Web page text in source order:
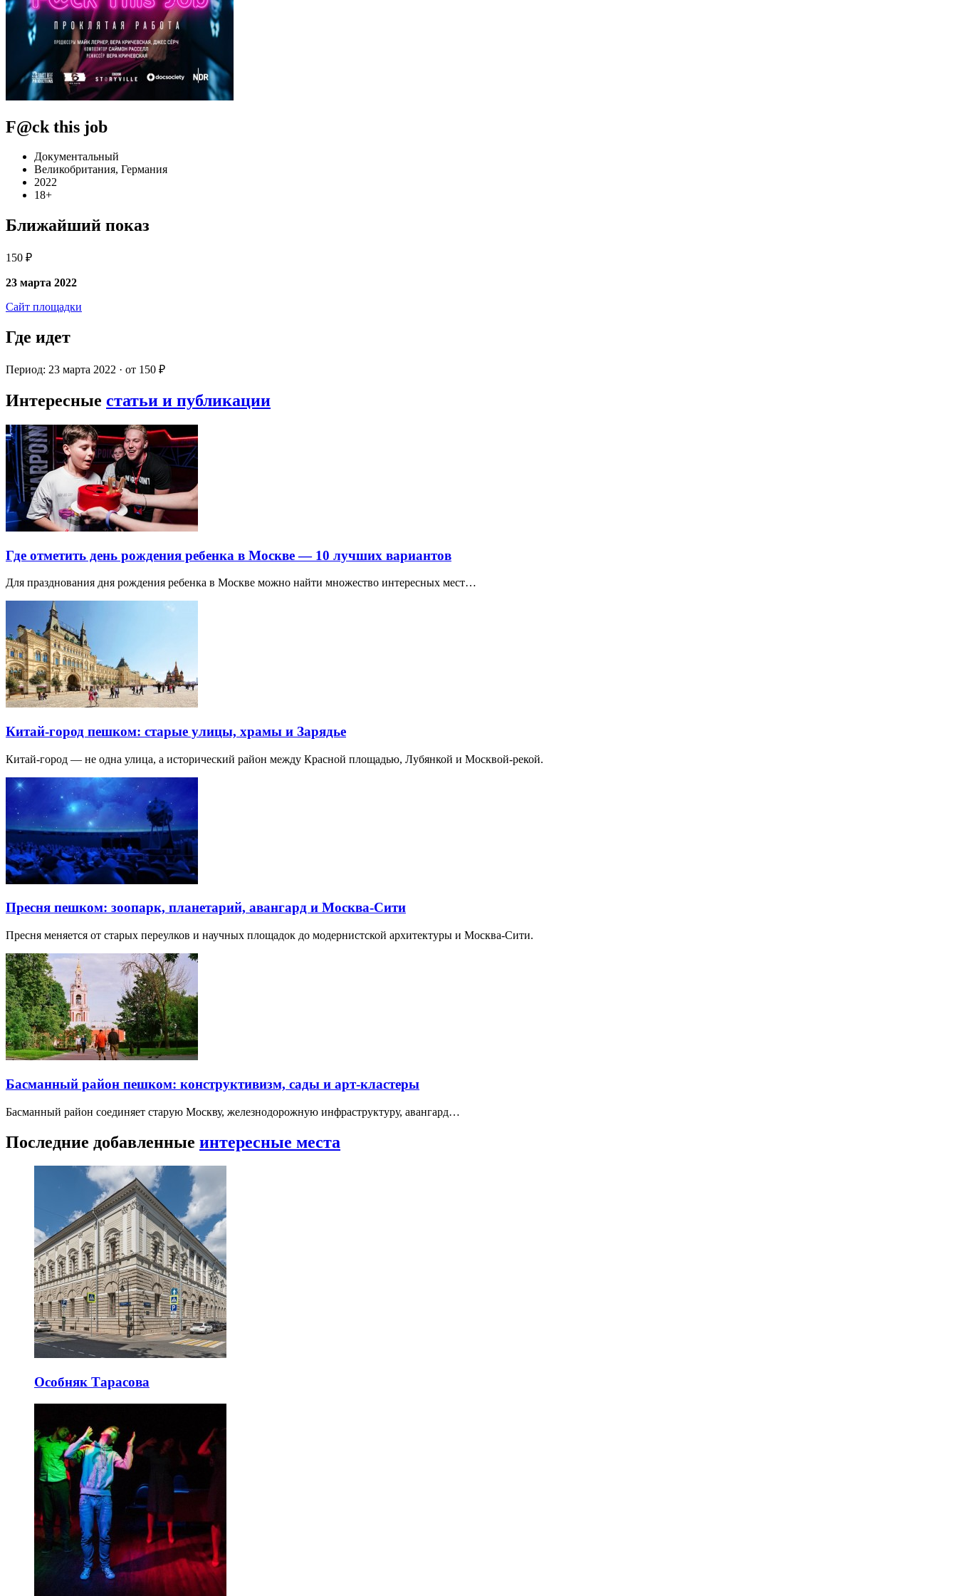
F@ck this job
Документальный
Великобритания, Германия
2022
18+
Ближайший показ
150 ₽
23 марта 2022
Сайт площадки
Где идет
Период: 23 марта 2022 · от 150 ₽
Интересные статьи и публикации
Где отметить день рождения ребенка в Москве — 10 лучших вариантов
Для празднования дня рождения ребенка в Москве можно найти множество интересных мест…
Китай-город пешком: старые улицы, храмы и Зарядье
Китай-город — не одна улица, а исторический район между Красной площадью, Лубянкой и Москвой-рекой.
Пресня пешком: зоопарк, планетарий, авангард и Москва-Сити
Пресня меняется от старых переулков и научных площадок до модернистской архитектуры и Москва-Сити.
Басманный район пешком: конструктивизм, сады и арт-кластеры
Басманный район соединяет старую Москву, железнодорожную инфраструктуру, авангард…
Последние добавленные интересные места
Особняк Тарасова